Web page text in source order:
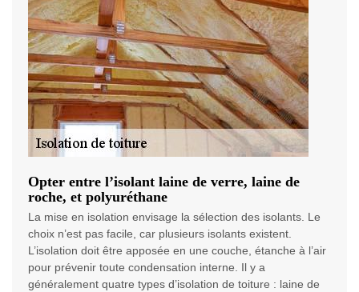
Opter entre l’isolant laine de verre, laine de
roche, et polyuréthane
La mise en isolation envisage la sélection des isolants. Le
choix n’est pas facile, car plusieurs isolants existent.
L’isolation doit être apposée en une couche, étanche à l’air
pour prévenir toute condensation interne. Il y a
généralement quatre types d’isolation de toiture : laine de